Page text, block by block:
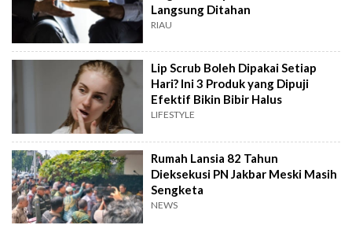
Langsung Ditahan
RIAU
Lip Scrub Boleh Dipakai Setiap
Hari? Ini 3 Produk yang Dipuji
Efektif Bikin Bibir Halus
LIFESTYLE
Rumah Lansia 82 Tahun
Dieksekusi PN Jakbar Meski Masih
Sengketa
NEWS